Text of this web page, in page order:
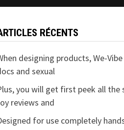
RÉCENTS
designing products, We-
and sexual
you will get first peek all the
reviews and
for use completely